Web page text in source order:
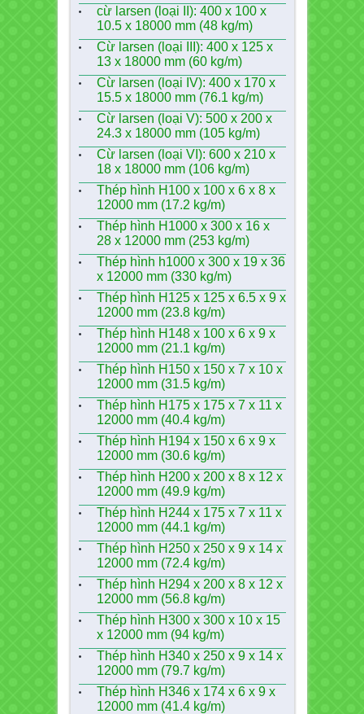
cừ larsen (loại II): 400 x 100 x
10.5 x 18000 mm (48 kg/m)
Cừ larsen (loại III): 400 x 125 x
13 x 18000 mm (60 kg/m)
Cừ larsen (loại IV): 400 x 170 x
15.5 x 18000 mm (76.1 kg/m)
Cừ larsen (loại V): 500 x 200 x
24.3 x 18000 mm (105 kg/m)
Cừ larsen (loại VI): 600 x 210 x
18 x 18000 mm (106 kg/m)
Thép hình H100 x 100 x 6 x 8 x
12000 mm (17.2 kg/m)
Thép hình H1000 x 300 x 16 x
28 x 12000 mm (253 kg/m)
Thép hình h1000 x 300 x 19 x 36
x 12000 mm (330 kg/m)
Thép hình H125 x 125 x 6.5 x 9 x
12000 mm (23.8 kg/m)
Thép hình H148 x 100 x 6 x 9 x
12000 mm (21.1 kg/m)
Thép hình H150 x 150 x 7 x 10 x
12000 mm (31.5 kg/m)
Thép hình H175 x 175 x 7 x 11 x
12000 mm (40.4 kg/m)
Thép hình H194 x 150 x 6 x 9 x
12000 mm (30.6 kg/m)
Thép hình H200 x 200 x 8 x 12 x
12000 mm (49.9 kg/m)
Thép hình H244 x 175 x 7 x 11 x
12000 mm (44.1 kg/m)
Thép hình H250 x 250 x 9 x 14 x
12000 mm (72.4 kg/m)
Thép hình H294 x 200 x 8 x 12 x
12000 mm (56.8 kg/m)
Thép hình H300 x 300 x 10 x 15
x 12000 mm (94 kg/m)
Thép hình H340 x 250 x 9 x 14 x
12000 mm (79.7 kg/m)
Thép hình H346 x 174 x 6 x 9 x
12000 mm (41.4 kg/m)